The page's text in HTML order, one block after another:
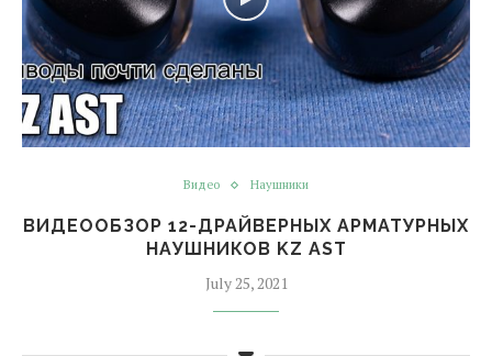
Видео Наушники
ВИДЕООБЗОР 12-ДРАЙВЕРНЫХ АРМАТУРНЫХ
НАУШНИКОВ KZ AST
July 25, 2021